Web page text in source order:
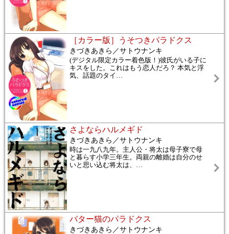
［カラー版］うそつきパラドクス
きづきあきら／サトウナンキ
(デジタル限定カラー着色版！)彼氏がいる子に
キスをした。これはもう恋人だろ？ 本気と浮
気、話題のタイ …
さよならハルメギド
きづきあきら／サトウナンキ
時は一九八九年。主人公・将太は母子寮で母
と暮らす小学三年生。両親の離婚は自分のせ
いと思い込む将太は、 …
バター猫のパラドクス
きづきあきら／サトウナンキ